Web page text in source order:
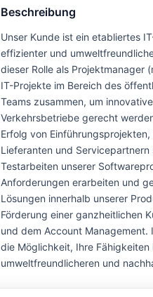
Beschreibung
Unser Kunde ist ein etabliertes
effizienter und
dieser Rolle als Projektmanager
IT-Projekte im Bereich des
Teams zusammen, um
Verkehrsbetriebe gerecht
Erfolg von
Lieferanten und
Testarbeiten unserer
Anforderungen erarbeiten und
Lösungen innerhalb unserer
Förderung einer ganzheitlichen
und dem Account Management.
die Möglichkeit, Ihre
umweltfreundlicheren und